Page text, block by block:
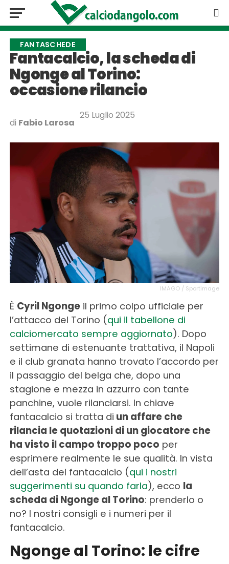
FANTASCHEDE
Fantacalcio, la scheda di
Ngonge al Torino:
occasione rilancio
di Fabio Larosa
25 Luglio 2025
IMAGO / Sportimage
È Cyril Ngongeil primo colpo ufficiale per
l’attacco del Torino (qui il tabellone di
calciomercato sempre aggiornato). Dopo
settimane di estenuante trattativa, il Napoli
e il club granata hanno trovato l’accordo per
il passaggio del belga che, dopo una
stagione e mezza in azzurro con tante
panchine, vuole rilanciarsi. In chiave
fantacalcio si tratta di un affare che
rilancia le quotazioni di un giocatore che
ha visto il campo troppo poco per
esprimere realmente le sue qualità. In vista
dell’asta del fantacalcio (qui i nostri
suggerimenti su quando farla), ecco la
scheda di Ngonge al Torino: prenderlo o
no? I nostri consigli e i numeri per il
fantacalcio.
Ngonge al Torino: le cifre